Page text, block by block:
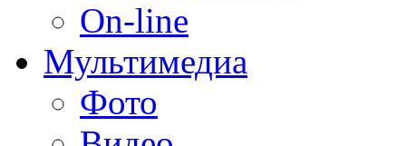
On-line
Мультимедиа
Фото